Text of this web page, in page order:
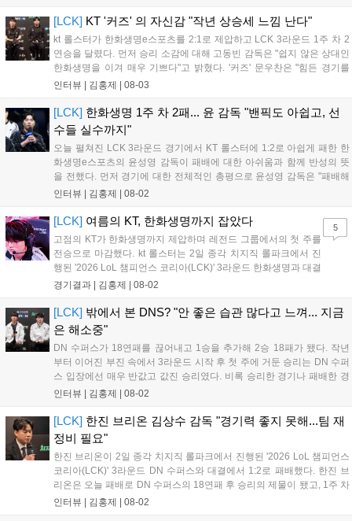
이번 주 차에는 루시드의 통산 2,000어시스트와 리헨즈의 통산 500킬
[LCK] KT '커즈' 의 자신감 "작년 상승세 느낌 난다"
kt 롤스터가 한화생명e스포츠를 2:1로 제압하고 LCK 3라운드 1주 차 2
연승을 달렸다. 먼저 승리 소감에 대해 고동빈 감독은 "쉽지 않은 상대인
한화생명을 이겨 매우 기쁘다"고 밝혔다. '커즈' 문우찬은 "힘든 경기를
예상했고 실제로도 쉽지 않았지만, 우리의 장점을 잘 살려 승리해 기분
인터뷰 | 김홍제 | 08-03
[LCK] 한화생명 1주 차 2패... 윤 감독 "밴픽도 아쉽고, 선
수들 실수까지"
오늘 펼쳐진 LCK 3라운드 경기에서 KT 롤스터에 1:2로 아쉽게 패한 한
화생명e스포츠의 윤성영 감독이 패배에 대한 아쉬움과 함께 반성의 뜻
을 전했다. 먼저 경기에 대한 전체적인 총평으로 윤성영 감독은 "패배해
서 아쉽지만, 부족한 부분을 잘 보완해 다음 경기에서는 반드시 승리하
소 아쉬...
인터뷰 | 김홍제 | 08-02
[LCK] 여름의 KT, 한화생명까지 잡았다
고점의 KT가 한화생명까지 제압하며 레전드 그룹에서의 첫 주를
전승으로 마감했다. kt 롤스터는 2일 종각 치지직 롤파크에서 진
행된 '2026 LoL 챔피언스 코리아(LCK)' 3라운드 한화생명과 대결
에서 2:1로 승리하며 상승세를 이어가게 됐다. kt 롤스터는 초반에
다. 그리고 KT는 탑에서...
경기결과 | 김홍제 | 08-02
5
[LCK] 밖에서 본 DNS? "안 좋은 습관 많다고 느껴... 지금
은 해소중"
DN 수퍼스가 18연패를 끊어내고 1승을 추가해 2승 18패가 됐다. 작년
부터 이어진 부진 속에서 3라운드 시작 후 첫 주에 거둔 승리는 DN 수퍼
스 입장에선 매우 반값고 값진 승리였다. 비록 승리한 경기나 패배한 경
기에서 여전히 아쉬운 점도 있었지만, 오랜만에 거둔 승리였기 때문에
다"고...
인터뷰 | 김홍제 | 08-02
[LCK] 한진 브리온 김상수 감독 "경기력 좋지 못해...팀 재
정비 필요"
한진 브리온이 2일 종각 치지직 롤파크에서 진행된 '2026 LoL 챔피언스
코리아(LCK)' 3라운드 DN 수퍼스와 대결에서 1:2로 패배했다. 한진 브
리온은 오늘 패배로 DN 수퍼스의 18연패 후 승리의 제물이 됐고, 1주 차
에 2패를 당하며 좋지 못한 출발을 알렸다. 이하 한진 브리온 김상수 감
인터뷰 | 김홍제 | 08-02